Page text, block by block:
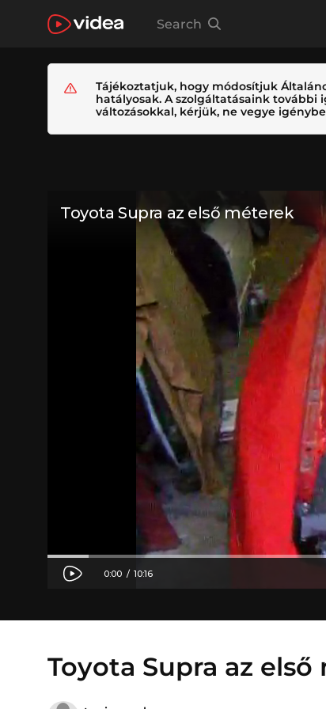
Search
Tájékoztatjuk, hogy módosítjuk
hatályosak. A szolgáltatásaink
változásokkal, kérjük, ne vegye
Toyota Supra az